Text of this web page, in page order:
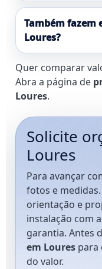
Também fazem
Loures?
Quer comparar
Abra a página de
Loures.
Solicite
Loures
Para avançar
fotos e
orientação e
instalação com
garantia. Antes
em Loures para
do valor.